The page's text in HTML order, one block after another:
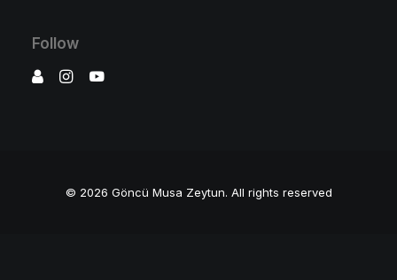
Follow
© 2026 Göncü Musa Zeytun. All rights reserved